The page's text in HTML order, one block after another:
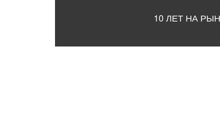
10 ЛЕТ НА